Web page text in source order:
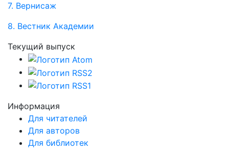
7. Вернисаж
8. Вестник Академии
Текущий выпуск
Информация
Для читателей
Для авторов
Для библиотек